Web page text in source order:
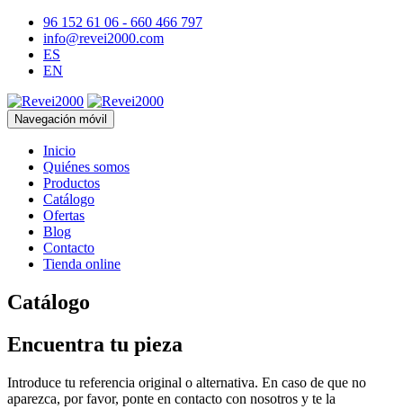
96 152 61 06 - 660 466 797
info@revei2000.com
ES
EN
Navegación móvil
Inicio
Quiénes somos
Productos
Catálogo
Ofertas
Blog
Contacto
Tienda online
Catálogo
Encuentra tu pieza
Introduce tu referencia original o alternativa. En caso de que no
aparezca, por favor, ponte en contacto con nosotros y te la